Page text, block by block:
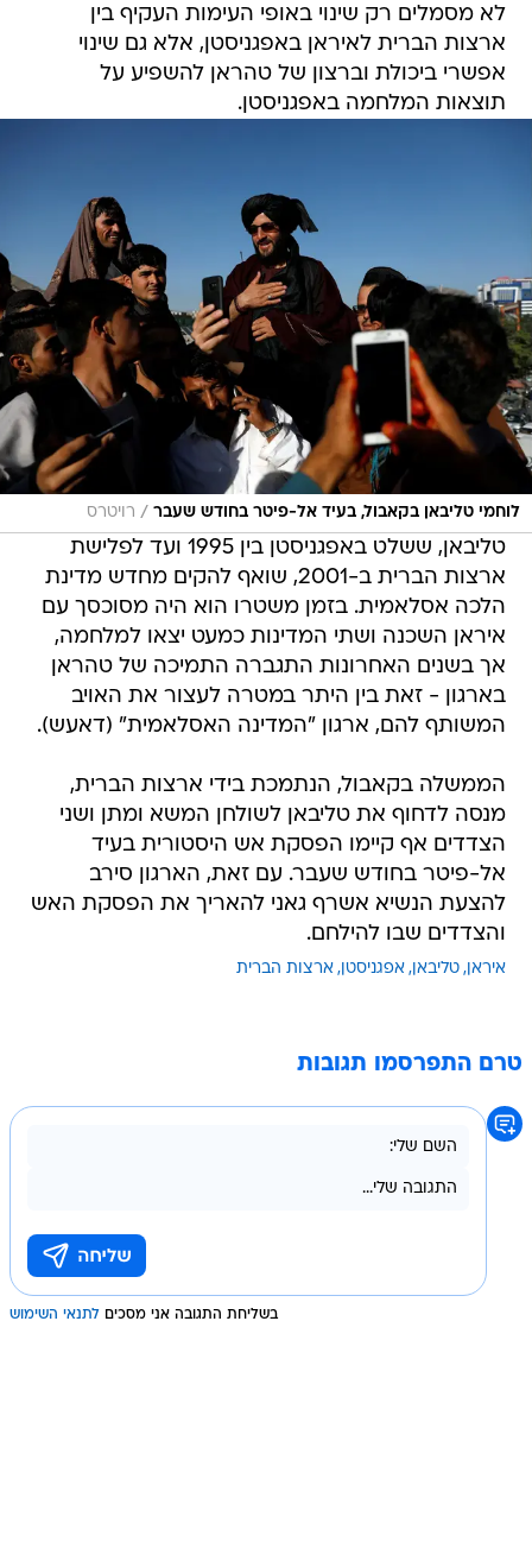
לא מסמלים רק שינוי באופי העימות העקיף בין
ארצות הברית לאיראן באפגניסטן, אלא גם שינוי
אפשרי ביכולת וברצון של טהראן להשפיע על
תוצאות המלחמה באפגניסטן.
לוחמי טליבאן בקאבול, בעיד אל-פיטר בחודש שעבר / רויטרס
טליבאן, ששלט באפגניסטן בין 1995 ועד לפלישת
ארצות הברית ב-2001, שואף להקים מחדש מדינת
הלכה אסלאמית. בזמן משטרו הוא היה מסוכסך עם
איראן השכנה ושתי המדינות כמעט יצאו למלחמה,
אך בשנים האחרונות התגברה התמיכה של טהראן
בארגון - זאת בין היתר במטרה לעצור את האויב
המשותף להם, ארגון "המדינה האסלאמית" (דאעש).
הממשלה בקאבול, הנתמכת בידי ארצות הברית,
מנסה לדחוף את טליבאן לשולחן המשא ומתן ושני
הצדדים אף קיימו הפסקת אש היסטורית בעיד
אל-פיטר בחודש שעבר. עם זאת, הארגון סירב
להצעת הנשיא אשרף גאני להאריך את הפסקת האש
והצדדים שבו להילחם.
איראן טליבאן אפגניסטן ארצות הברית
טרם התפרסמו תגובות
בשליחת התגובה אני מסכים לתנאי השימוש